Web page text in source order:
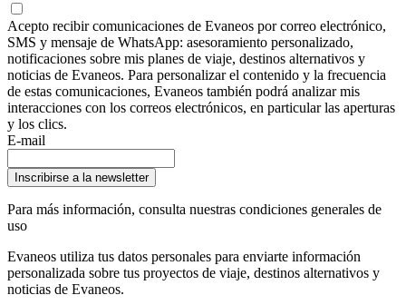
Acepto recibir comunicaciones de Evaneos por correo electrónico,
SMS y mensaje de WhatsApp: asesoramiento personalizado,
notificaciones sobre mis planes de viaje, destinos alternativos y
noticias de Evaneos. Para personalizar el contenido y la frecuencia
de estas comunicaciones, Evaneos también podrá analizar mis
interacciones con los correos electrónicos, en particular las aperturas
y los clics.
E-mail
Inscribirse a la newsletter
Para más información, consulta nuestras condiciones generales de
uso
Evaneos utiliza tus datos personales para enviarte información
personalizada sobre tus proyectos de viaje, destinos alternativos y
noticias de Evaneos.